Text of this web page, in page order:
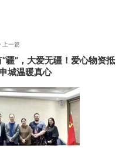
上一篇
疆”，大爱无疆！爱心物资抵
城温暖真心